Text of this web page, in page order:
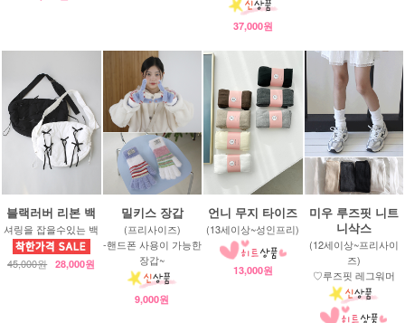
37,000원
블랙러버 리본 백
셔링을 잡을수있는 백
45,000원 28,000원
밀키스 장갑
(프리사이즈)
-핸드폰 사용이 가능한
장갑~
9,000원
언니 무지 타이즈
(13세이상~성인프리)
13,000원
미우 루즈핏 니트
니삭스
(12세이상~프리사이
즈)
♡루즈핏 레그워머